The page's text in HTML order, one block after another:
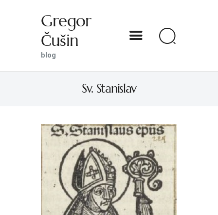
Gregor
Čušin
blog
Sv. Stanislav
O MENI
S SVETNIKOM NA TI
PREDSTAVE
KNJIGE
KONTAKT